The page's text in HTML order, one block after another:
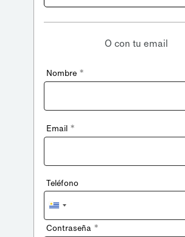
O con tu email
Nombre *
Email *
Teléfono
Uruguay
+598
Contraseña *